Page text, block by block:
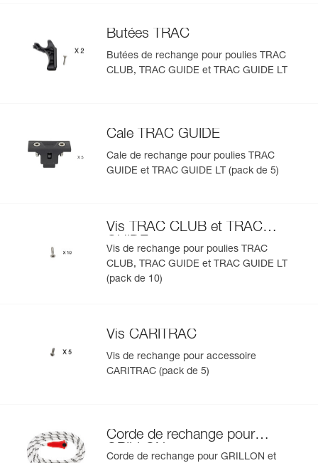
Butées TRAC
Butées de rechange pour poulies TRAC
CLUB, TRAC GUIDE et TRAC GUIDE LT
Cale TRAC GUIDE
Cale de rechange pour poulies TRAC
GUIDE et TRAC GUIDE LT (pack de 5)
Vis TRAC CLUB et TRAC
GUIDE
Vis de rechange pour poulies TRAC
CLUB, TRAC GUIDE et TRAC GUIDE LT
(pack de 10)
Vis CARITRAC
Vis de rechange pour accessoire
CARITRAC (pack de 5)
Corde de rechange pour
GRILLON
Corde de rechange pour GRILLON et